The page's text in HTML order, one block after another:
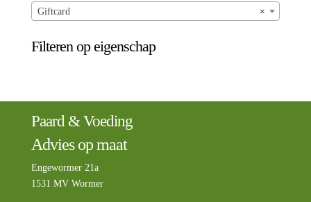
×
Giftcard
Filteren op eigenschap
Paard & Voeding
Advies op maat
Engewormer 21a
1531 MV Wormer